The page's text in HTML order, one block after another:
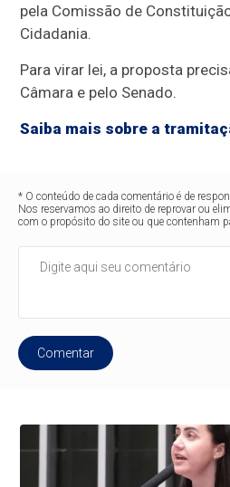
pela Comissão de
Cidadania.
Para virar lei, a proposta
Câmara e pelo Senado.
Saiba mais sobre a
* O conteúdo de cada comentário é de
Nos reservamos ao direito de reprovar ou
com o propósito do site ou que contenham
Comentar